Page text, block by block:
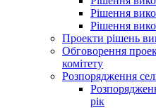
Рішення
Рішення
Проекти рішень
Обговорення
комітету
Розпорядження
рік